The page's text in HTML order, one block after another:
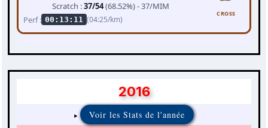
Scratch :37/54(68.52%) - 37/MIM
Perf : 00:13:11 (04:25/km)
CROSS
2016
Voir les Stats de l'année